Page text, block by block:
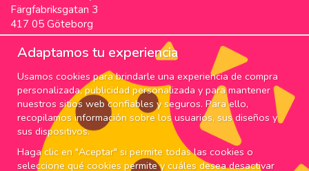
Färgfabriksgatan 3
417 05 Göteborg
Vuxenkul Stigscenter
Backa Bergögata 2
422 46 Hisings Backa
Horarios & Info
SUSCRIPCIÓN
¡Suscríbete a nuestro boletín para nuestras mejores
Adaptamos tu experiencia
Usamos cookies para brindarle una experiencia de compra
personalizada, publicidad personalizada y para mantener
nuestros sitios web confiables y seguros. Para ello,
recopilamos información sobre los usuarios, sus diseños y
sus dispositivos.
Haga clic en "Aceptar" si permite todas las cookies o
seleccione qué cookies permite y cuáles desea desactivar